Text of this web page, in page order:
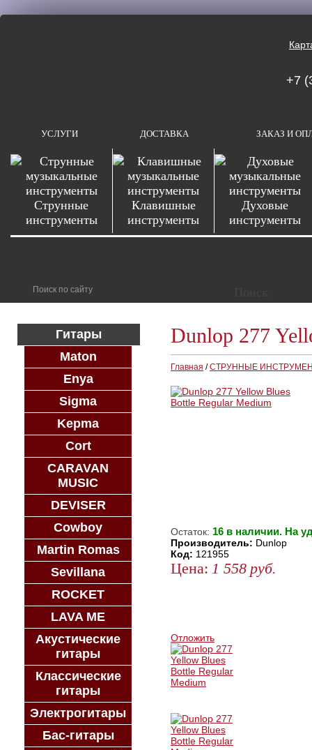
+7
УСЛУГИ ДОСТАВКА ЗАКАЗ И
Струнные
инструменты
Клавишные
инструменты
Духовые
инструменты
Dunlop 277
Главная /СТРУННЫЕ
Остаток: 16 в наличии. На
Производитель: Dunlop
Код: 121955
Цена: 1 558 руб.
Отложить
Гитары
Maton
Enya
Sigma
Kepma
Cort
CARAVAN
MUSIC
DEVISER
Cowboy
Martin Romas
Sevillana
ROCKET
LAVA ME
Акустические
гитары
Классические
гитары
Электрогитары
Бас-гитары